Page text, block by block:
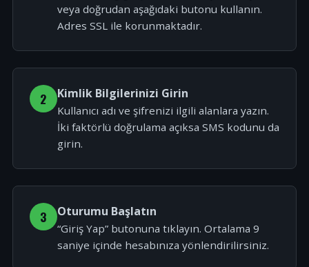
veya doğrudan aşağıdaki butonu kullanın.
Adres SSL ile korunmaktadır.
2 Kimlik Bilgilerinizi Girin
Kullanıcı adı ve şifrenizi ilgili alanlara yazın.
İki faktörlü doğrulama açıksa SMS kodunu da
girin.
3 Oturumu Başlatın
“Giriş Yap” butonuna tıklayın. Ortalama 9
saniye içinde hesabınıza yönlendirilirsiniz.